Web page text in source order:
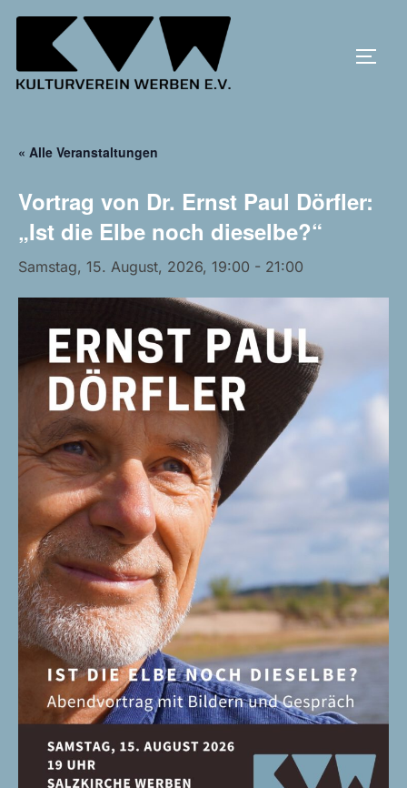
Zum
« Alle Veranstaltungen
Vortrag von Dr. Ernst Paul Dörfler:
„Ist die Elbe noch dieselbe?“
Samstag, 15. August, 2026, 19:00 - 21:00